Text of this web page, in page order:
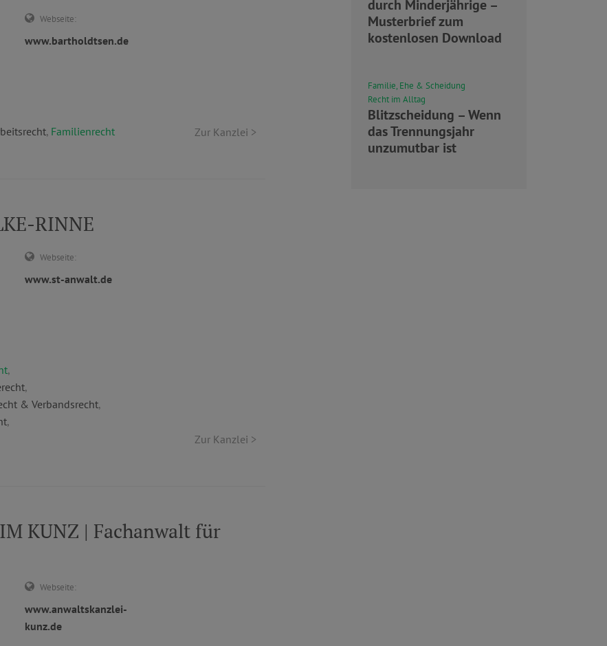
Webseite:
www.bartholdtsen.de
, Familienrecht Zur Kanzlei >
RINNE
Webseite:
www.st-anwalt.de
,
,
& Verbandsrecht,
,
Zur Kanzlei >
KUNZ | Fachanwalt für
Webseite:
www.anwaltskanzlei-
kunz.de
durch Minderjährige –
Musterbrief zum
kostenlosen Download
Familie, Ehe & Scheidung
Recht im Alltag
Blitzscheidung – Wenn
das Trennungsjahr
unzumutbar ist